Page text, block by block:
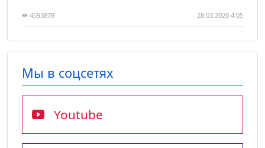
4593878 28.03.2020 4:05
Мы в соцсетях
Youtube